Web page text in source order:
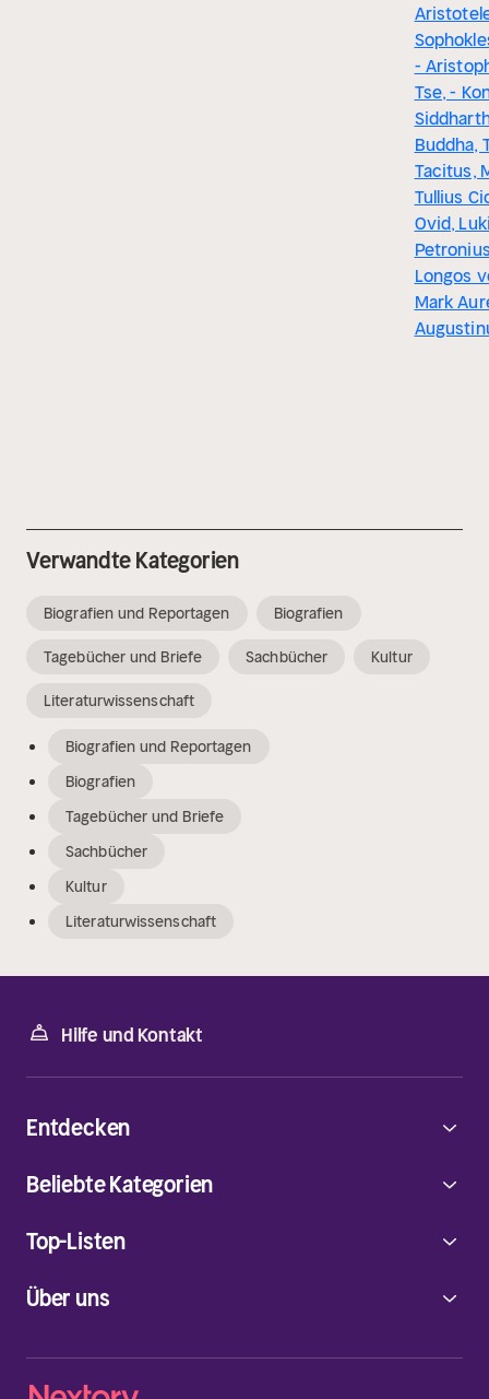
-
Tse, -
Buddha,
Tacitus,
Tullius
Ovid,
Longos
Mark
Verwandte Kategorien
Biografien und Reportagen Biografien
Tagebücher und Briefe Sachbücher Kultur
Literaturwissenschaft
Biografien und Reportagen
Biografien
Tagebücher und Briefe
Sachbücher
Kultur
Literaturwissenschaft
Hilfe und Kontakt
Über uns
Entdecken
Beliebte Kategorien
Top-Listen